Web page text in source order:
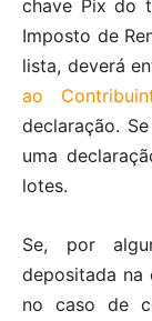
chave Pix do
Imposto de
lista, deverá
ao
declaração.
uma
lotes.
Se, por
depositada na
no caso de